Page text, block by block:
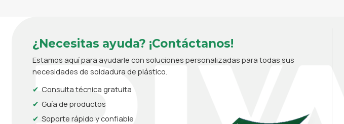
¿Necesitas ayuda? ¡Contáctanos!
Estamos aquí para ayudarle con soluciones personalizadas para todas sus
necesidades de soldadura de plástico.
Consulta técnica gratuita
Guía de productos
Soporte rápido y confiable